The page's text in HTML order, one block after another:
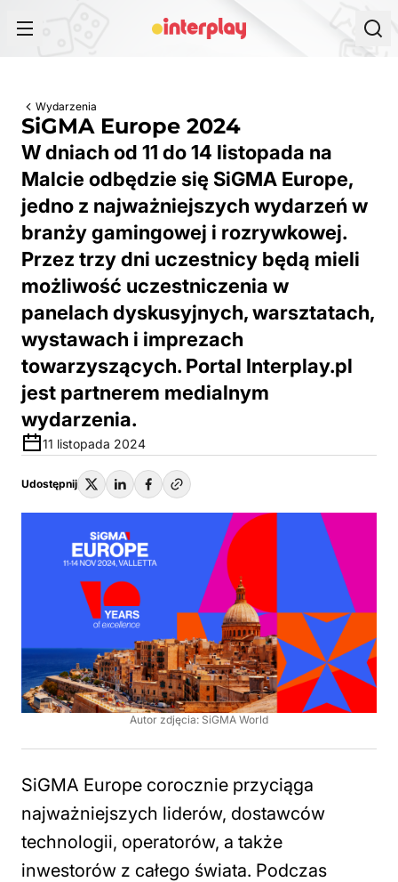
Wydarzenia
SiGMA Europe 2024
W dniach od 11 do 14 listopada na
Malcie odbędzie się SiGMA Europe,
jedno z najważniejszych wydarzeń w
branży gamingowej i rozrywkowej.
Przez trzy dni uczestnicy będą mieli
możliwość uczestniczenia w
panelach dyskusyjnych, warsztatach,
wystawach i imprezach
towarzyszących. Portal Interplay.pl
jest partnerem medialnym
wydarzenia.
11 listopada 2024
Udostępnij
Autor zdjęcia: SiGMA World
SiGMA Europe corocznie przyciąga
najważniejszych liderów, dostawców
technologii, operatorów, a także
inwestorów z całego świata. Podczas